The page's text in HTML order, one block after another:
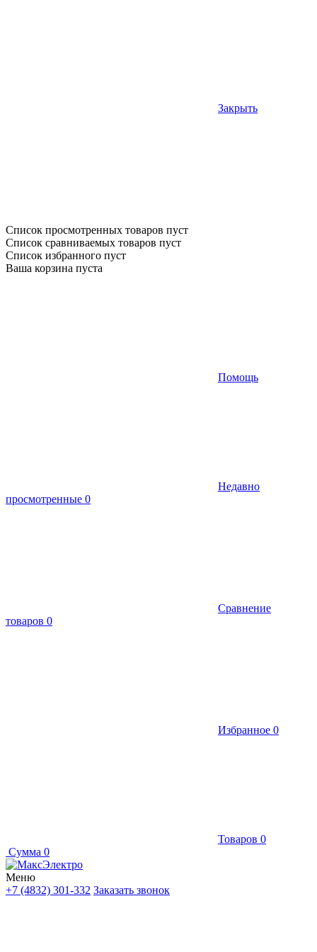
Закрыть
Список просмотренных товаров пуст
Список сравниваемых товаров пуст
Список избранного пуст
Ваша корзина пуста
Помощь
Недавно
просмотренные 0
Сравнение
товаров 0
Избранное 0
Товаров 0
Сумма 0
Меню
+7 (4832) 301-332 Заказать звонок